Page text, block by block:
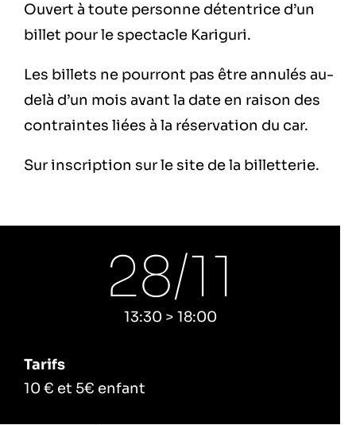
Ouvert à toute personne détentrice d’un
billet pour le spectacle Kariguri.
Les billets ne pourront pas être annulés au-
delà d’un mois avant la date en raison des
contraintes liées à la réservation du car.
Sur inscription sur le site de la billetterie.
28/11
13:30 > 18:00
Tarifs
10 € et 5€ enfant